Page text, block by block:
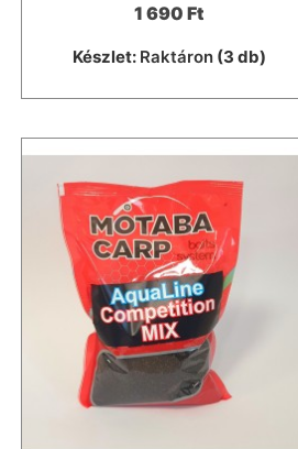
1 690 Ft
Készlet: Raktáron(3 db)